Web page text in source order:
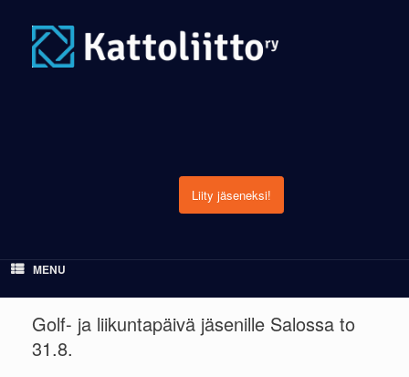
content
Liity jäseneksi!
MENU
Golf- ja liikuntapäivä jäsenille Salossa to
31.8.